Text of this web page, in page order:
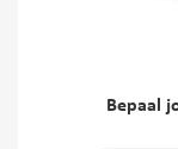
Bepaal